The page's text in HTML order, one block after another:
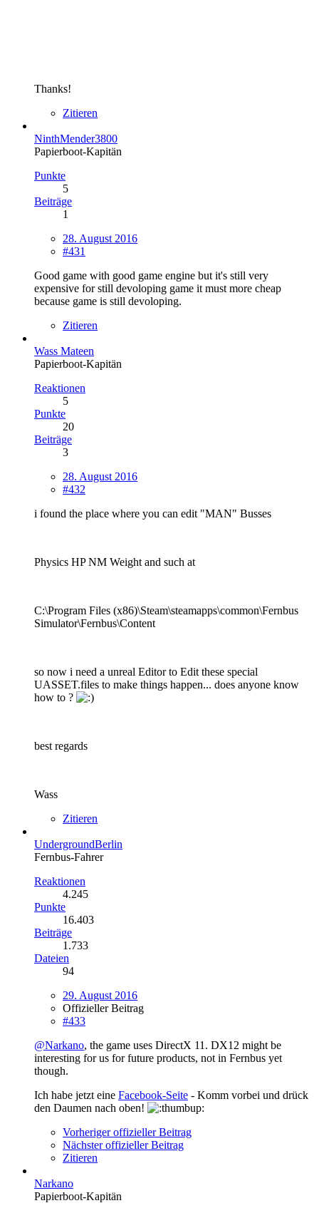
Thanks!
Zitieren
NinthMender3800
Papierboot-Kapitän
Punkte
5
Beiträge
1
28. August 2016
#431
Good game with good game engine but it's still very
expensive for still devoloping game it must more cheap
because game is still devoloping.
Zitieren
Wass Mateen
Papierboot-Kapitän
Reaktionen
5
Punkte
20
Beiträge
3
28. August 2016
#432
i found the place where you can edit "MAN" Busses
Physics HP NM Weight and such at
C:\Program Files (x86)\Steam\steamapps\common\Fernbus
Simulator\Fernbus\Content
so now i need a unreal Editor to Edit these special
UASSET.files to make things happen... does anyone know
how to ?
best regards
Wass
Zitieren
UndergroundBerlin
Fernbus-Fahrer
Reaktionen
4.245
Punkte
16.403
Beiträge
1.733
Dateien
94
29. August 2016
Offizieller Beitrag
#433
@Narkano, the game uses DirectX 11. DX12 might be
interesting for us for future products, not in Fernbus yet
though.
Ich habe jetzt eine Facebook-Seite - Komm vorbei und drück
den Daumen nach oben!
Vorheriger offizieller Beitrag
Nächster offizieller Beitrag
Zitieren
Narkano
Papierboot-Kapitän